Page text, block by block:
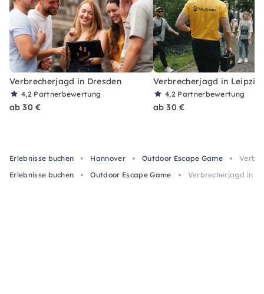
Verbrecherjagd in Dresden
4,2 Partnerbewertung
ab 30 €
Verbrecherjagd in Leipzig
4,2 Partnerbewertung
ab 30 €
Erlebnisse buchen Hannover Outdoor Escape Game
Erlebnisse buchen
Outdoor Escape Game Verbrecherjagd in